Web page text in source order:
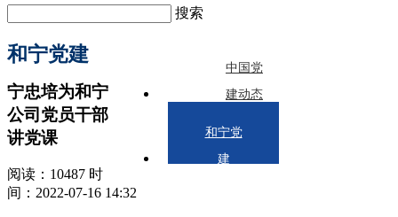
搜索
和宁党建
中国党
建动态
和宁党
建
宁忠培为和宁
公司党员干部
讲党课
阅读：10487 时
间：2022-07-16 14:32